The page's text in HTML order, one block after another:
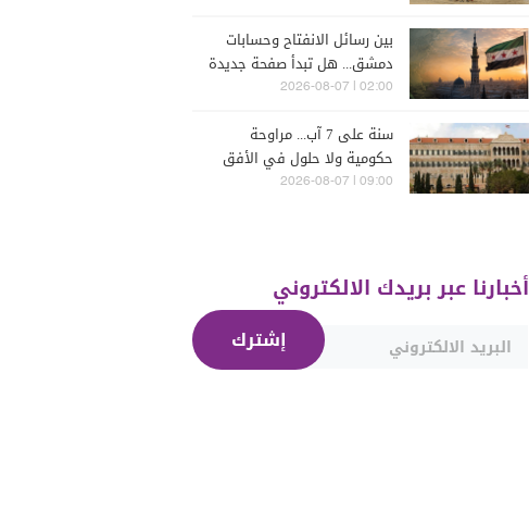
بين رسائل الانفتاح وحسابات
دمشق... هل تبدأ صفحة جديدة
بين "حزب الله" وسوريا -
02:00 | 2026-08-07
سنة على 7 آب... مراوحة
حكومية ولا حلول في الأفق
المنظور
09:00 | 2026-08-07
أخبارنا عبر بريدك الالكتروني
إشترك